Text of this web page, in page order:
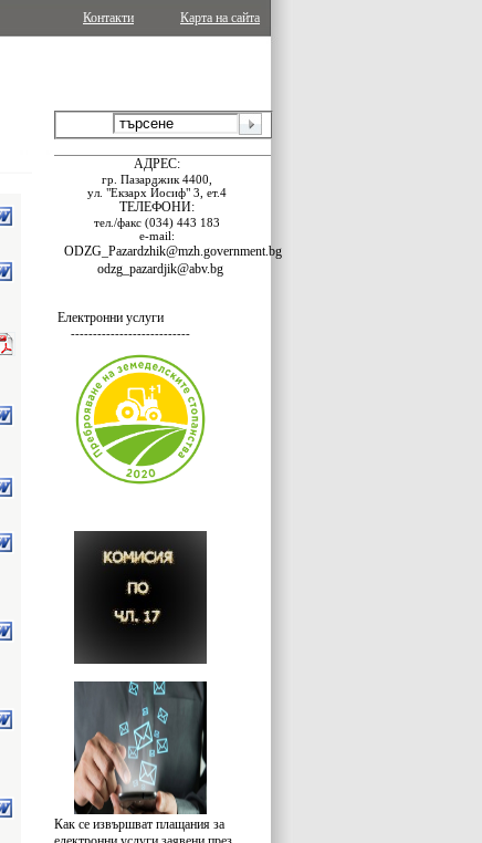
Карта на сайта
Контакти
АДРЕС:
гр. Пазарджик 4400,
ул. "Екзарх Йосиф" 3, ет.4
ТЕЛЕФОНИ:
тел./факс (034) 443 183
е-mail:
ODZG_Pazardzhik@mzh.government.bg
odzg_pazardjik@abv.bg
Електронни услуги
---------------------------
Как се извършват плащания за